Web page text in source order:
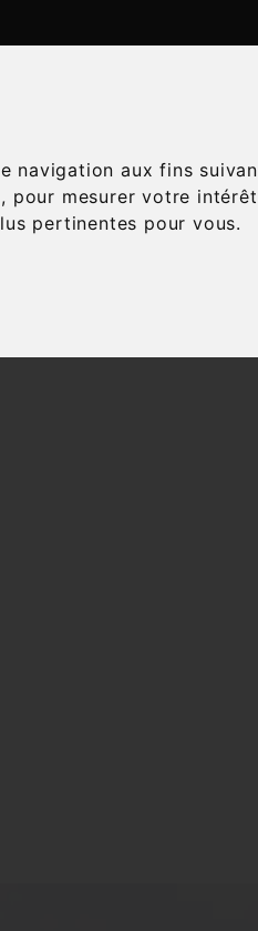
navigation aux fins
, pour mesurer votre
pertinentes pour vous.